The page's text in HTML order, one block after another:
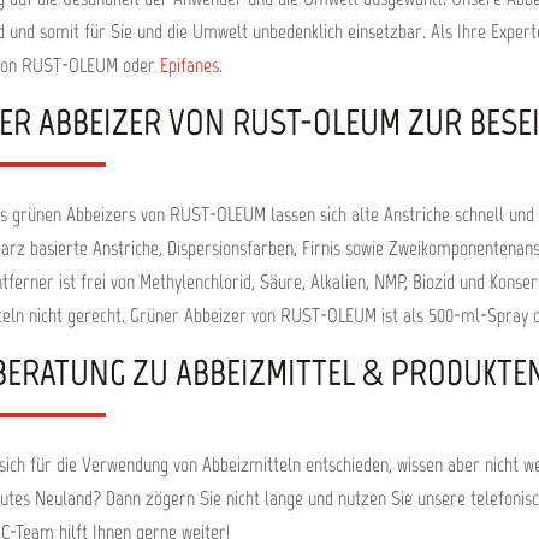
und Klarlacken
der meisten 2K-Anstriche
Holz Verarbeitung Lose
das Gebinde
öffnen, da es leicht unter
stehen kann. Eine dicke,
Pinsel auftragen. Keine
Pinsel verwenden. Ca. 10–
einwirken lassen. Gelösten
Altanstrich mit Schaber oder
entfernen. Bei dicken
oder bestimmten 2K-
kann eine zweite Behandlung
Oberfläche nach der
mit geeignetem
und vor weiterer Beschichtung
als Spray Sprühdose vor
cm Entfernung gleichmäßig
15 Minuten
und somit für Sie und die Umwelt unbedenklich einsetzbar. Als Ihre
RUST-OLEUM oder Epifanes.
ABBEIZER VON RUST-OLEUM ZUR
grünen Abbeizers von RUST-OLEUM lassen sich alte Anstriche schnell
basierte Anstriche, Dispersionsfarben, Firnis sowie
ist frei von Methylenchlorid, Säure, Alkalien, NMP, Biozid und
nicht gerecht. Grüner Abbeizer von RUST-OLEUM ist als 500-ml-
ZU ABBEIZMITTEL &
für die Verwendung von Abbeizmitteln entschieden, wissen aber nicht
Neuland? Dann zögern Sie nicht lange und nutzen Sie unsere
Team hilft Ihnen gerne weiter!